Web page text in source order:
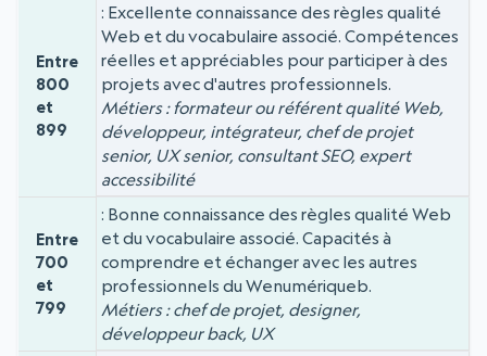
Entre
800
et
899
Excellente connaissance des règles qualité
Web et du vocabulaire associé. Compétences
réelles et appréciables pour participer à des
projets avec d'autres professionnels.
Métiers : formateur ou référent qualité Web,
développeur, intégrateur, chef de projet
senior, UX senior, consultant SEO, expert
accessibilité
Entre
700
et
799
Bonne connaissance des règles qualité Web
et du vocabulaire associé. Capacités à
comprendre et échanger avec les autres
professionnels du Wenumériqueb.
Métiers : chef de projet, designer,
développeur back, UX